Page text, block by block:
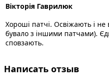
Вікторія Гаврилюк
Хороші патчі. Освіжають і не
бувало з іншими патчами).
сповзають.
Написать отзыв